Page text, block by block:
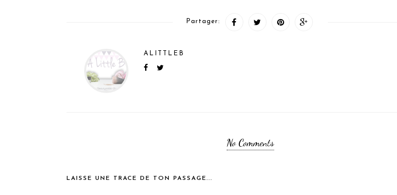
Partager:
ALITTLEB
No Comments
LAISSE UNE TRACE DE TON PASSAGE...